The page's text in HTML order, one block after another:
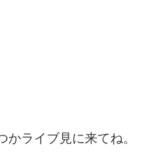
ライブ見に来てね。